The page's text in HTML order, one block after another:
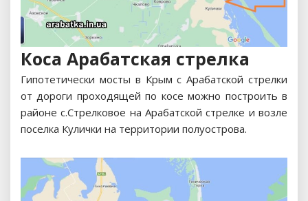
Коса Арабатская стрелка
Гипотетически мосты в Крым с Арабатской стрелки
от дороги проходящей по косе можно построить в
районе с.Стрелковое на Арабатской стрелке и возле
поселка Кулички на территории полуострова.